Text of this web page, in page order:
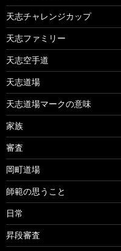
天志チャレンジカップ
天志ファミリー
天志空手道
天志道場
天志道場マークの意味
家族
審査
岡町道場
師範の思うこと
日常
昇段審査